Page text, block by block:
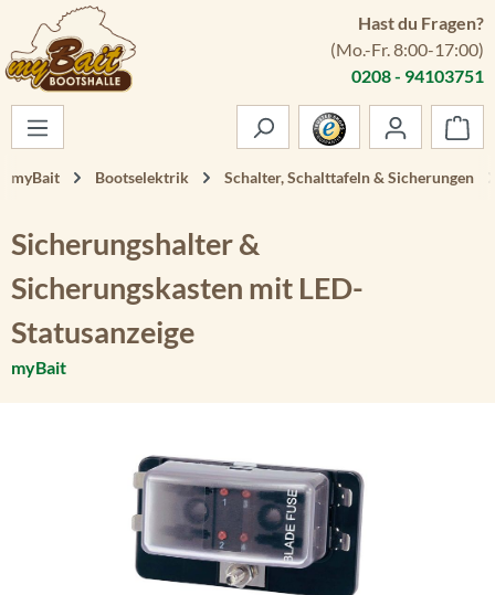
Zum Hauptinhalt springen
Hast du Fragen?
(Mo.-Fr. 8:00-17:00)
0208 - 94103751
myBait Bootselektrik Schalter, Schalttafeln & Sicherungen
Sicherungshalter &
Sicherungskasten mit LED-
Statusanzeige
myBait